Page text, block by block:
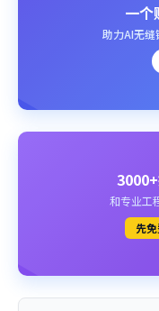
一个
助力AI无
和专业工
先